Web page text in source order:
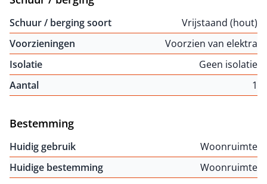
Schuur / berging soort
Vrijstaand (hout)
Voorzieningen
Voorzien van elektra
Isolatie
Geen isolatie
Aantal
1
Bestemming
Huidig gebruik
Woonruimte
Huidige bestemming
Woonruimte